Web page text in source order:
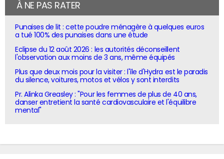
À NE PAS RATER
Punaises de lit : cette poudre ménagère à quelques euros
a tué 100% des punaises dans une étude
Eclipse du 12 août 2026 : les autorités déconseillent
l'observation aux moins de 3 ans, même équipés
Plus que deux mois pour la visiter : l'île d'Hydra est le paradis
du silence, voitures, motos et vélos y sont interdits
Pr. Alinka Greasley : "Pour les femmes de plus de 40 ans,
danser entretient la santé cardiovasculaire et l'équilibre
mental"